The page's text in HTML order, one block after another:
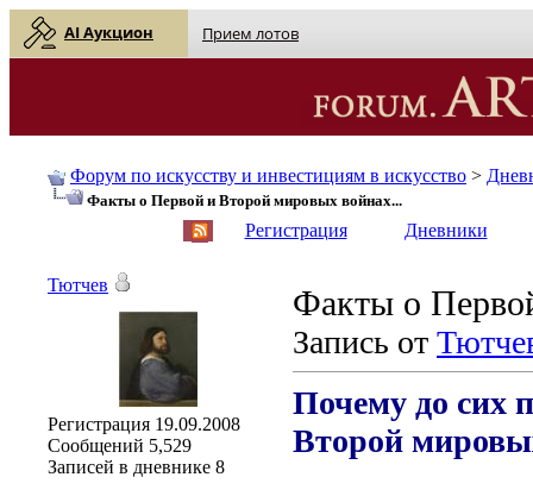
AI Аукцион Прием лотов
Форум по искусству и инвестициям в искусство >
Факты о Первой и Второй мировых войнах...
Регистрация Дневники
Факты о
Запись от
Почему до сих
Второй
Тютчев
Регистрация 19.09.2008
Сообщений 5,529
Записей в дневнике 8